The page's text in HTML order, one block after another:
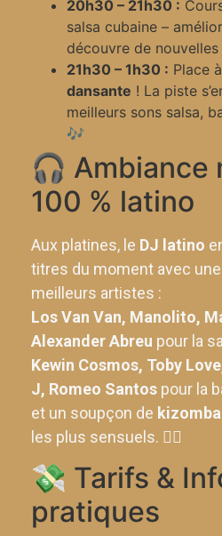
20h30 – 21h30 :
salsa cubaine –
découvre de
21h30 – 1h30 : Place
dansante ! La piste
meilleurs sons salsa,
🎶
🎧 Ambiance
100 % latino
Aux platines, le DJ latino
titres du moment avec
meilleurs artistes :
Los Van Van, Manolito,
Alexander Abreu pour la
Kewin Cosmos, Toby
J, Romeo Santos pour la
et un soupçon de kizomba
les plus sensuels. ❤️‍🔥
💸 Tarifs &
pratiques